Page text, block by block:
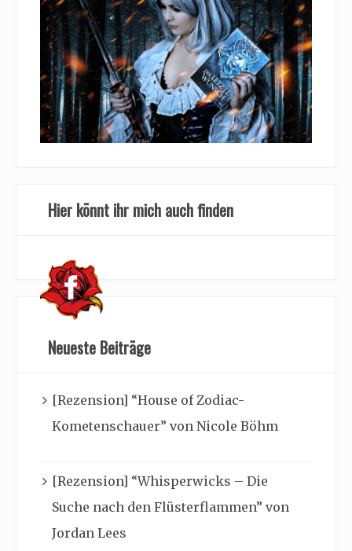
Hier könnt ihr mich auch finden
Neueste Beiträge
[Rezension] “House of Zodiac-
Kometenschauer” von Nicole Böhm
[Rezension] “Whisperwicks – Die
Suche nach den Flüsterflammen” von
Jordan Lees